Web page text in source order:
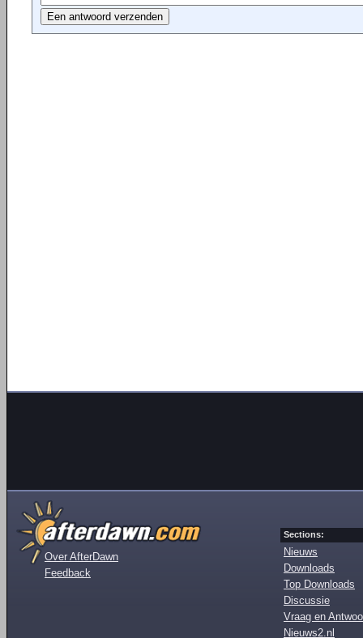
Over AfterDawn
Feedback
Sections:
Nieuws
Downloads
Top Downloads
Discussie
Vraag en
Nieuws2.nl